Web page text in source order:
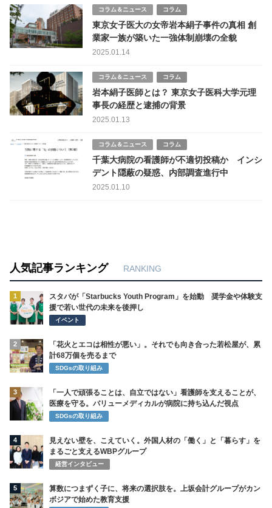
コラム＆ニュース コラム
東京女子医大の女帝岩本絹子事件の真相 創
業家一族が築いた一強体制崩壊の全貌
2025.01.14
コラム＆ニュース コラム
岩本絹子医師とは？ 東京女子医科大学元理
事長の経歴と逮捕の背景
2025.01.13
コラム＆ニュース コラム
千葉大病院の看護師が不適切投稿か インシ
デント隠蔽の疑惑、内部調査進行中
2025.01.10
人気記事ランキング RANKING
1
スタバが「Starbucks Youth Program」を始動 奨学金や体験支
援で若い世代の未来を後押し
イベント
2
「花火とエコは相性が悪い」。それでも向き合った若松屋が、累
計68万個を売るまで
SDGsの取り組み
3
「一人で頑張ることは、自立ではない」看護師を支えることが、
医療を守る。バリューメディカルが病院に持ち込んだ視点
SDGsの取り組み
4
見えない壁を、こえていく。外国人材の「働く」と「暮らす」を
まるごと支えるWBPグループ
経営インタビュー
5
算数につまずく子に、将来の選択肢を。上坂会計グループがカン
ボジアで始めた教育支援